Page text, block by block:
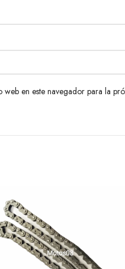
en este navegador para la